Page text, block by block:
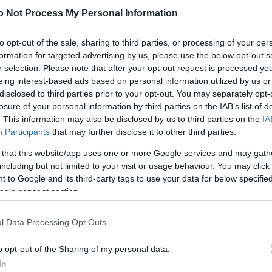
Not Process My Personal Information
opt-out of the sale, sharing to third parties, or processing of your
for targeted advertising by us, please use the below opt-out
selection. Please note that after your opt-out request is processed
interest-based ads based on personal information utilized by us
to third parties prior to your opt-out. You may separately
of your personal information by third parties on the IAB’s list of
This information may also be disclosed by us to third parties on the
Participants that may further disclose it to other third parties.
that this website/app uses one or more Google services and may
but not limited to your visit or usage behaviour. You may
to Google and its third-party tags to use your data for below
consent section.
Data Processing Opt Outs
opt-out of the Sharing of my personal data.
képviselőházi választást, eredménye jóval
vártnál. A CSSD elnöksége határozatban felszólította
vissza a párt azon bizottságából, amely az új
fog tárgyalásokat folytatni. Helyi megfigyelők
a lemondásra való felszólítással.
nem fogadom el. Nem mondok le. Elnöki
a párt központi bizottságától és a kongresszustól
a felelősséget" - nyilatkozta az ülés után
Kérdésekre nem válaszolt, majd elhagyta a
állítólag a szociáldemokrata párt Milos Zeman
szárnya áll. Ezt látszik megerősíteni Milos Zeman
is. "A gyenge választási eredmény
Sobotkának, a CSSD elnökének le kellene
Zeman elmondta: kivárja, amíg a
A Tyden szerint az interjú délután készült, amikor
mi várható a CSSD szűkebb elnökségi ülésén.
10:53
Nem is
Tanár Úr